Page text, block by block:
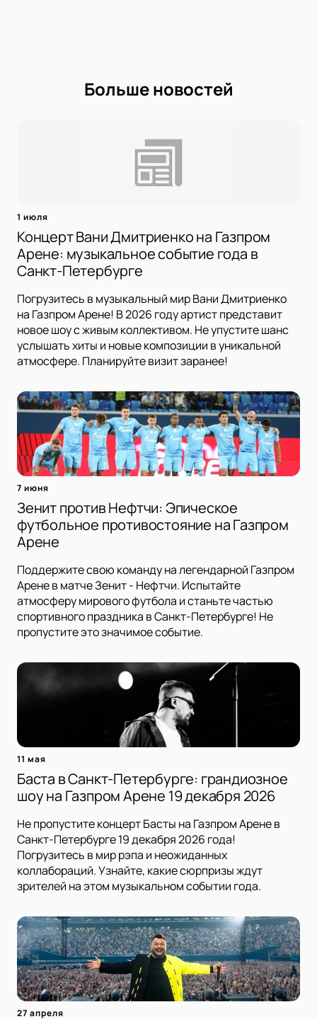
Больше новостей
1 июля
Концерт Вани Дмитриенко на Газпром
Арене: музыкальное событие года в
Санкт-Петербурге
Погрузитесь в музыкальный мир Вани Дмитриенко
на Газпром Арене! В 2026 году артист представит
новое шоу с живым коллективом. Не упустите шанс
услышать хиты и новые композиции в уникальной
атмосфере. Планируйте визит заранее!
7 июня
Зенит против Нефтчи: Эпическое
футбольное противостояние на Газпром
Арене
Поддержите свою команду на легендарной Газпром
Арене в матче Зенит - Нефтчи. Испытайте
атмосферу мирового футбола и станьте частью
спортивного праздника в Санкт-Петербурге! Не
пропустите это значимое событие.
11 мая
Баста в Санкт-Петербурге: грандиозное
шоу на Газпром Арене 19 декабря 2026
Не пропустите концерт Басты на Газпром Арене в
Санкт-Петербурге 19 декабря 2026 года!
Погрузитесь в мир рэпа и неожиданных
коллабораций. Узнайте, какие сюрпризы ждут
зрителей на этом музыкальном событии года.
27 апреля